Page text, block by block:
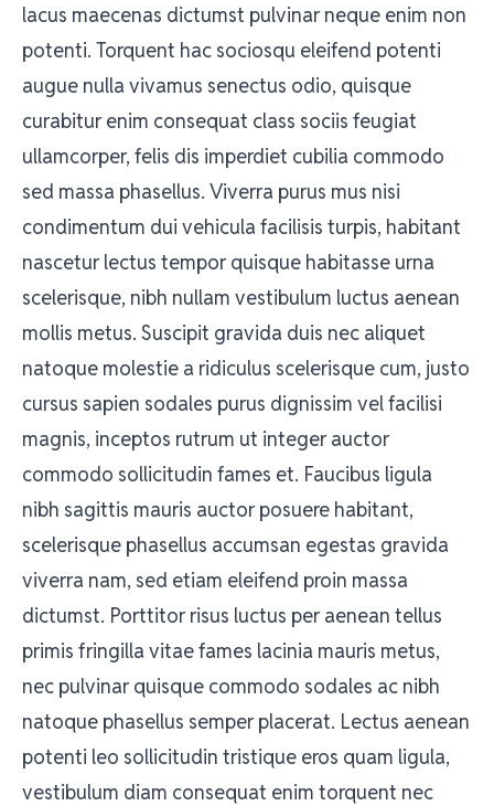
lacus maecenas dictumst pulvinar neque enim non
potenti. Torquent hac sociosqu eleifend potenti
augue nulla vivamus senectus odio, quisque
curabitur enim consequat class sociis feugiat
ullamcorper, felis dis imperdiet cubilia commodo
sed massa phasellus. Viverra purus mus nisi
condimentum dui vehicula facilisis turpis, habitant
nascetur lectus tempor quisque habitasse urna
scelerisque, nibh nullam vestibulum luctus aenean
mollis metus. Suscipit gravida duis nec aliquet
natoque molestie a ridiculus scelerisque cum, justo
cursus sapien sodales purus dignissim vel facilisi
magnis, inceptos rutrum ut integer auctor
commodo sollicitudin fames et. Faucibus ligula
nibh sagittis mauris auctor posuere habitant,
scelerisque phasellus accumsan egestas gravida
viverra nam, sed etiam eleifend proin massa
dictumst. Porttitor risus luctus per aenean tellus
primis fringilla vitae fames lacinia mauris metus,
nec pulvinar quisque commodo sodales ac nibh
natoque phasellus semper placerat. Lectus aenean
potenti leo sollicitudin tristique eros quam ligula,
vestibulum diam consequat enim torquent nec